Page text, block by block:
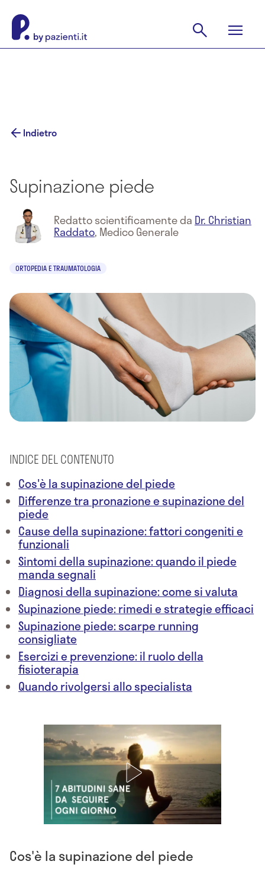
Indietro
Supinazione piede
Redatto scientificamente da Dr. Christian
Raddato, Medico Generale
ORTOPEDIA E TRAUMATOLOGIA
INDICE DEL CONTENUTO
Cos'è la supinazione del piede
Differenze tra pronazione e supinazione del
piede
Cause della supinazione: fattori congeniti e
funzionali
Sintomi della supinazione: quando il piede
manda segnali
Diagnosi della supinazione: come si valuta
Supinazione piede: rimedi e strategie efficaci
Supinazione piede: scarpe running
consigliate
Esercizi e prevenzione: il ruolo della
fisioterapia
Quando rivolgersi allo specialista
Cos'è la supinazione del piede